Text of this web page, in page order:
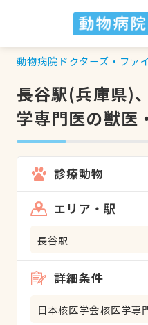
動物病院ドクターズ・ファ
長谷駅(兵庫県)
学専門医の獣医
診療動物
エリア・駅
長谷駅
詳細条件
日本核医学会核医学専